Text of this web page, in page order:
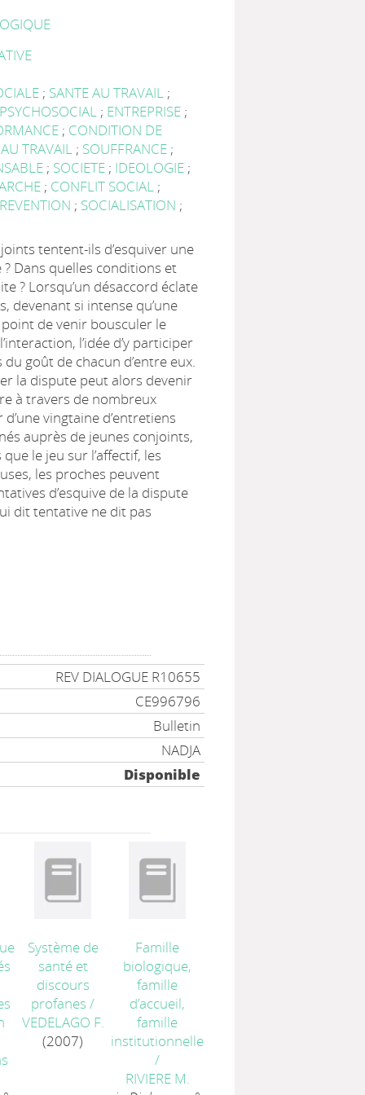
; SANTE AU TRAVAIL ;
; ENTREPRISE ;
; CONDITION DE
TRAVAIL ; SOUFFRANCE ;
; SOCIETE ; IDEOLOGIE ;
; CONFLIT SOCIAL ;
; SOCIALISATION ;
tentent-ils d’esquiver une
Dans quelles conditions et
? Lorsqu’un désaccord éclate
devenant si intense qu’une
de venir bousculer le
l’idée d’y participer
du goût de chacun d’entre eux.
la dispute peut alors devenir
à travers de nombreux
vingtaine d’entretiens
auprès de jeunes conjoints,
le jeu sur l’affectif, les
les proches peuvent
d’esquive de la dispute
dit tentative ne dit pas
REV DIALOGUE R10655
CE996796
Bulletin
NADJA
Disponible
Système de
santé et
discours
profanes /
VEDELAGO F.
(2007)
Famille
biologique,
famille
d’accueil,
famille
institutionnelle
/
RIVIERE M.